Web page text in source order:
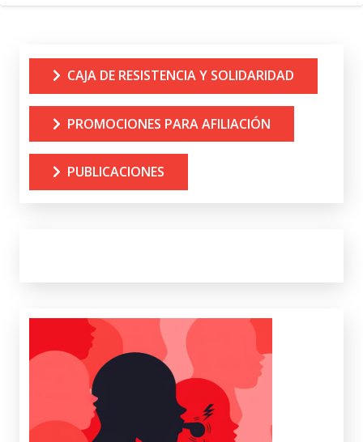
CAJA DE RESISTENCIA Y SOLIDARIDAD
PROMOCIONES PARA AFILIACIÓN
PUBLICACIONES